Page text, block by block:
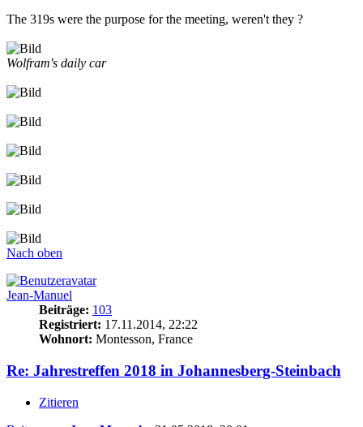
The 319s were the purpose for the meeting, weren't they ?
Wolfram's daily car
Nach oben
Jean-Manuel
Beiträge: 103
Registriert: 17.11.2014, 22:22
Wohnort: Montesson, France
Re: Jahrestreffen 2018 in Johannesberg-Steinbach
Zitieren